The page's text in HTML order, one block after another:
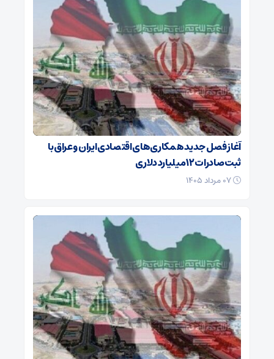
آغاز فصل جدید همکاری‌های اقتصادی ایران و عراق با
ثبت صادرات ۱۲ میلیارد دلاری